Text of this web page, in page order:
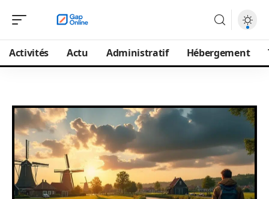
Activités Actu Administratif Hébergement